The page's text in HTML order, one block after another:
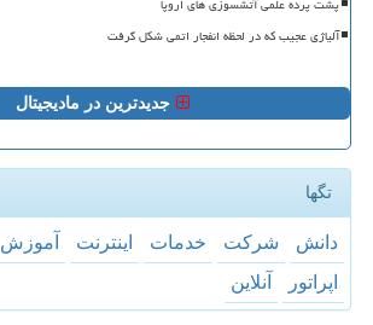
آلیاژی عجیب که در لحظه انفجار اتمی شکل گرفت
جدیدترین در مادیجیتال
تگها
دانش شركت خدمات اینترنت آموزش
اپراتور
آنلاین